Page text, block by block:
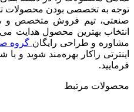
توجه به تخصصی بودن محصولات
صنعتی، تیم فروش متخصص و
انتخاب بهترین محصول هدایت
مشاوره و طراحی رایگان گروه
فرمایید.
محصولات مرتبط